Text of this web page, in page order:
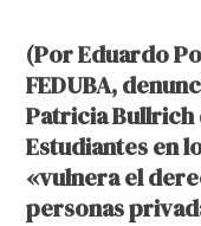
(Por Eduardo
FEDUBA,
Patricia
Estudiantes en
«vulnera el
personas